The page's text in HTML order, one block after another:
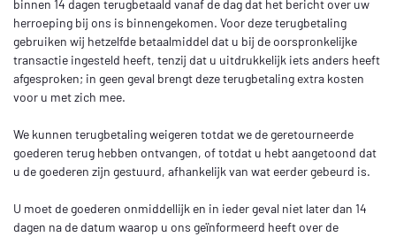
binnen 14 dagen terugbetaald vanaf de dag dat het bericht over uw
herroeping bij ons is binnengekomen. Voor deze terugbetaling
gebruiken wij hetzelfde betaalmiddel dat u bij de oorspronkelijke
transactie ingesteld heeft, tenzij dat u uitdrukkelijk iets anders heeft
afgesproken; in geen geval brengt deze terugbetaling extra kosten
voor u met zich mee.
We kunnen terugbetaling weigeren totdat we de geretourneerde
goederen terug hebben ontvangen, of totdat u hebt aangetoond dat
u de goederen zijn gestuurd, afhankelijk van wat eerder gebeurd is.
U moet de goederen onmiddellijk en in ieder geval niet later dan 14
dagen na de datum waarop u ons geïnformeerd heeft over de